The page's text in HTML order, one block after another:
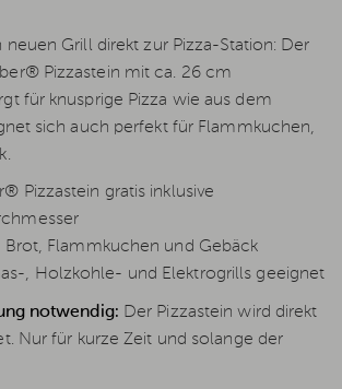
neuen Grill direkt zur Pizza-Station: Der
Pizzastein mit ca. 26 cm
für knusprige Pizza wie aus dem
sich auch perfekt für Flammkuchen,
Pizzastein gratis inklusive
Brot, Flammkuchen und Gebäck
, Holzkohle- und Elektrogrills geeignet
notwendig: Der Pizzastein wird direkt
Nur für kurze Zeit und solange der